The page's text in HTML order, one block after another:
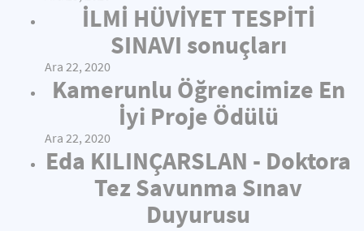
İLMİ HÜVİYET TESPİTİ
SINAVI sonuçları
Ara 22, 2020
Kamerunlu Öğrencimize En
İyi Proje Ödülü
Ara 22, 2020
Eda KILINÇARSLAN - Doktora
Tez Savunma Sınav
Duyurusu